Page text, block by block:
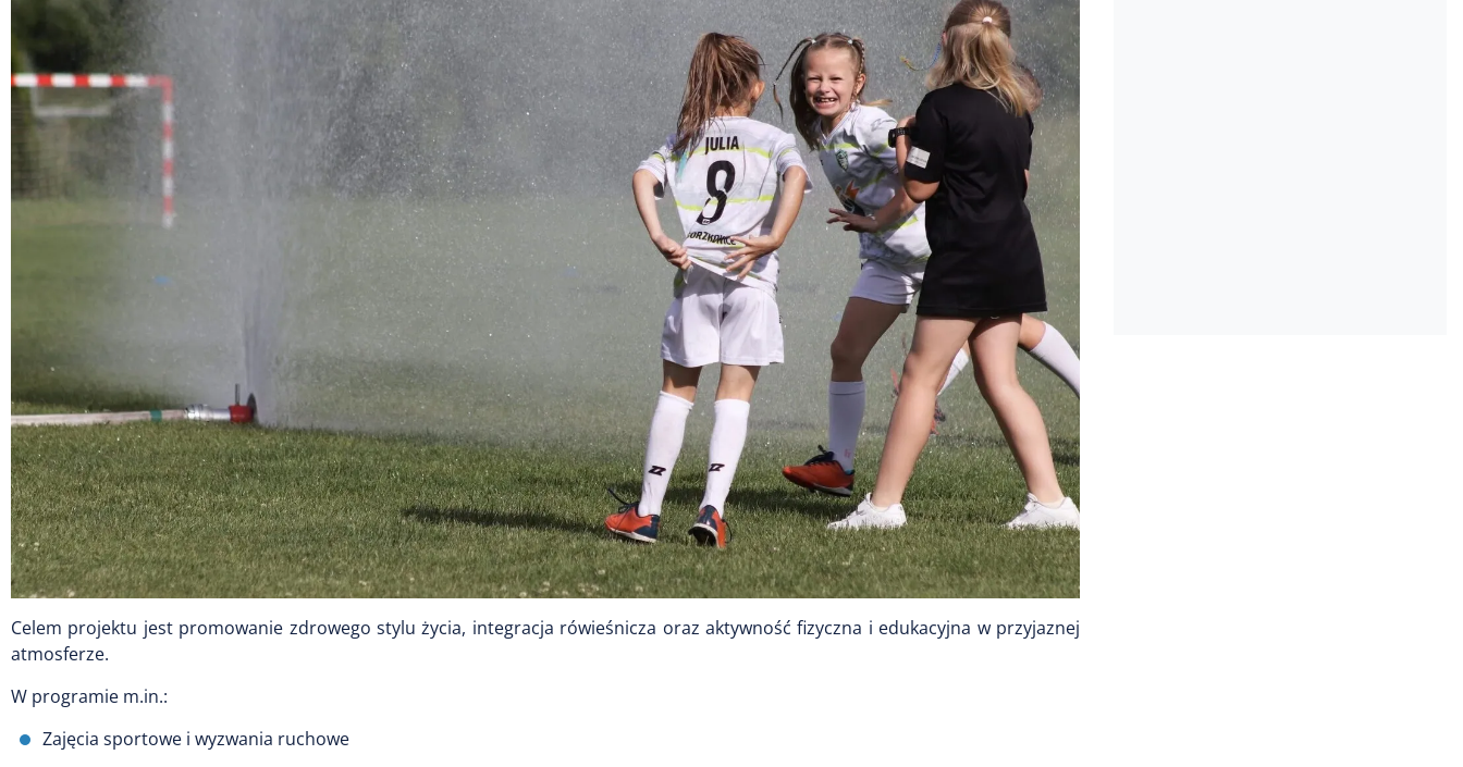
Celem projektu jest promowanie zdrowego stylu życia, integracja rówieśnicza oraz aktywność fizyczna i edukacyjna w przyjaznej
atmosferze.
W programie m.in.:
Zajęcia sportowe i wyzwania ruchowe